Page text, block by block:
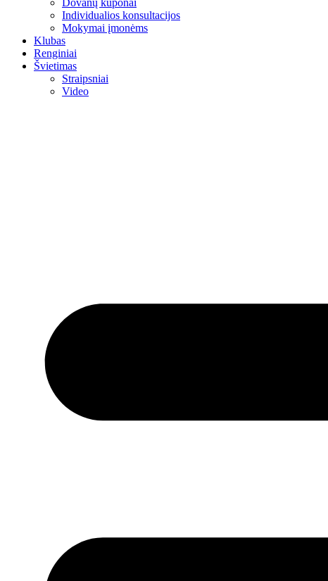
Individualios konsultacijos
Mokymai įmonėms
Klubas
Renginiai
Švietimas
Straipsniai
Video